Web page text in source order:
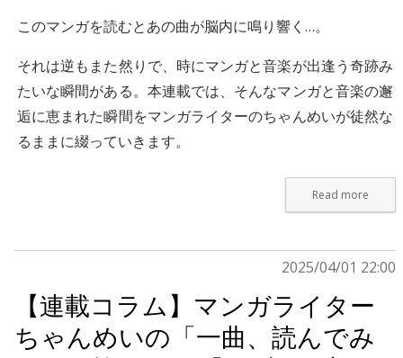
このマンガを読むとあの曲が脳内に鳴り響く…。
それは逆もまた然りで、時にマンガと音楽が出逢う奇跡み
たいな瞬間がある。本連載では、そんなマンガと音楽の邂
逅に恵まれた瞬間をマンガライターのちゃんめいが徒然な
るままに綴っていきます。
Read more
2025/04/01 22:00
【連載コラム】マンガライター
ちゃんめいの「一曲、読んでみ